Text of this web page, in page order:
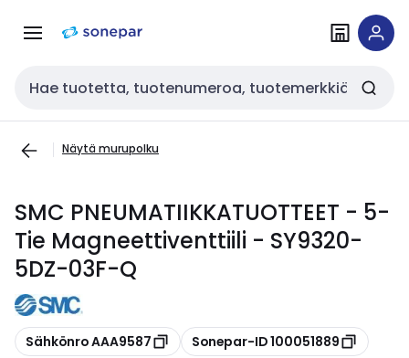
navigointiinsisältöön
Haku
Näytä murupolku
SMC PNEUMATIIKKATUOTTEET - 5-
Tie Magneettiventtiili - SY9320-
5DZ-03F-Q
Kopioi
Sähkönro AAA9587 Kopioi
Sonepar-ID 100051889